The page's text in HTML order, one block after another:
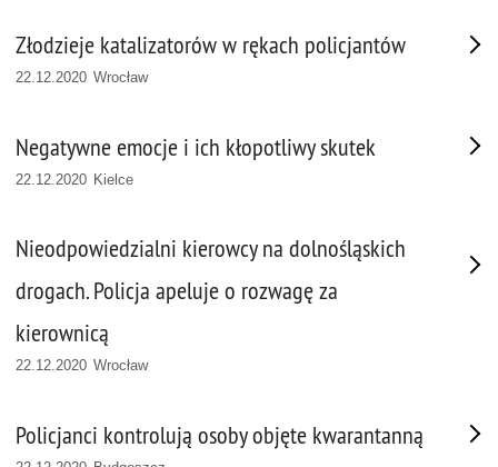
Złodzieje katalizatorów w rękach policjantów
22.12.2020 Wrocław
Negatywne emocje i ich kłopotliwy skutek
22.12.2020 Kielce
Nieodpowiedzialni kierowcy na dolnośląskich
drogach. Policja apeluje o rozwagę za
kierownicą
22.12.2020 Wrocław
Policjanci kontrolują osoby objęte kwarantanną